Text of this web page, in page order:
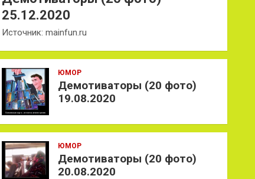
25.12.2020
Источник: mainfun.ru
ЮМОР
Демотиваторы (20 фото)
19.08.2020
ЮМОР
Демотиваторы (20 фото)
20.08.2020